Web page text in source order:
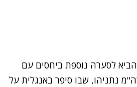
לסערה נוספת ביחסים עם
נתניהו, שבו סיפר באנגלית על